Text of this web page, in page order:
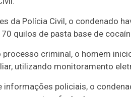
da Polícia Civil, o condenado
quilos de pasta base de
criminal, o homem
utilizando monitoramento
informações policiais, o